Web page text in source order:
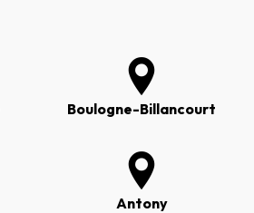
Boulogne-Billancourt
Antony